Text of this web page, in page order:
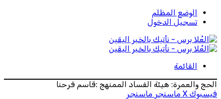
الوضع المظلم
تسجيل الدخول
القائمة
الحج والعمرة: هيئة الفساد الممنهج :قاسم فرحنا
فيسبوك ‫X ماسنجر ماسنجر